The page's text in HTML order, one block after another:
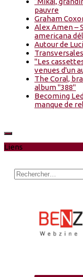
pauvre
Graham
Alex Amen –
americana
Autour de
"Les
venues d'un
The Coral,
album "388"
Becoming
manque de
Liens
Rechercher :